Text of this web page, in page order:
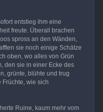
entstieg ihm eine
freute. Überall brachen
spross an den Wänden,
sie noch einige Schätze
oben, wo alles von Grün
den sie in einer Ecke des
grünte, blühte und trug
wie sich
Ruine, kaum mehr vom